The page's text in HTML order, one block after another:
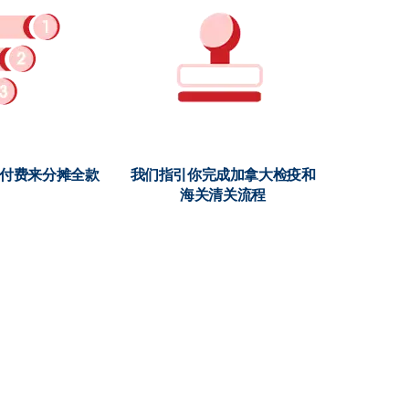
费来分摊全款
我们指引你完成加拿大检疫和
海关清关流程